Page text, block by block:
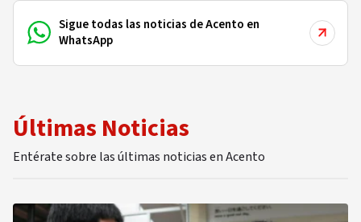
Sigue todas las noticias de Acento en
WhatsApp